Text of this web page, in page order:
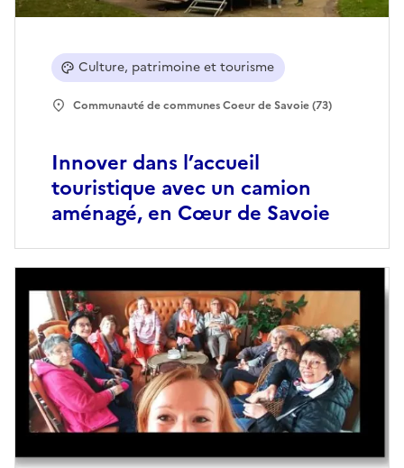
Innover dans l’accueil
touristique avec un camion
aménagé, en Cœur de Savoie
Culture, patrimoine et tourisme
Communauté de communes Coeur de Savoie (73)